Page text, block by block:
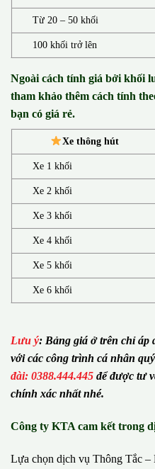
Từ 20 – 50 khối
100 khối trở lên
Ngoài cách tính giá bởi khối
tham khảo thêm cách tính
bạn có giá rẻ.
Xe thông hút
Xe 1 khối
Xe 2 khối
Xe 3 khối
Xe 4 khối
Xe 5 khối
Xe 6 khối
Lưu ý: Bảng giá ở trên chỉ áp
với các công trình cá nhân
đài: 0388.444.445 để được tư
chính xác nhất nhé.
Công ty KTA cam kết trong
Lựa chọn dịch vụ Thông Tắc